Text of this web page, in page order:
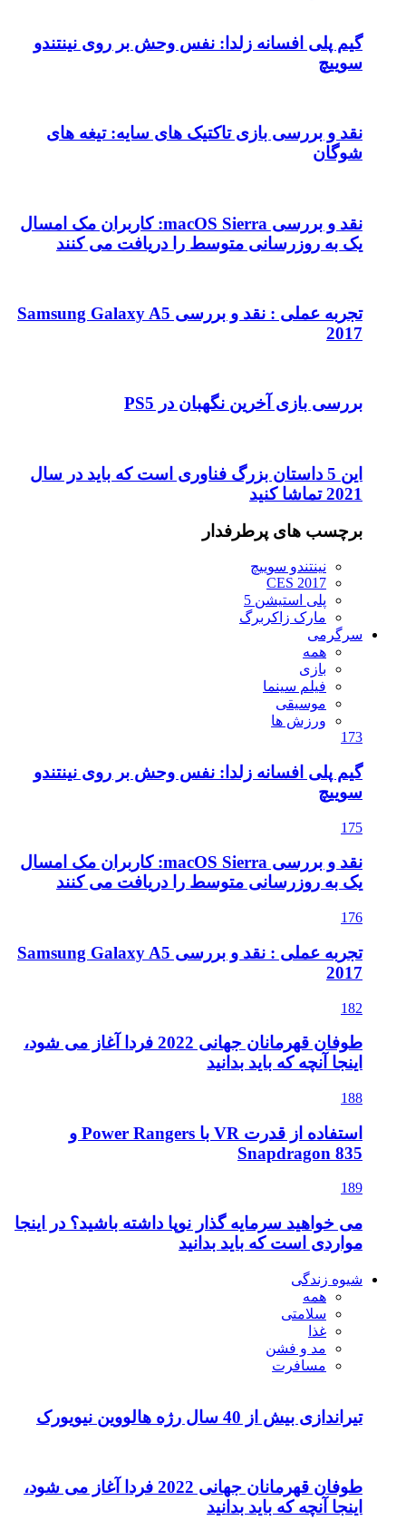
گیم پلی افسانه زلدا: نفس وحش بر روی نینتندو
سوییچ
نقد و بررسی بازی تاکتیک های سایه: تیغه های
شوگان
نقد و بررسی macOS Sierra: کاربران مک امسال
یک به روزرسانی متوسط را دریافت می کنند
تجربه عملی : نقد و بررسی Samsung Galaxy A5
2017
بررسی بازی آخرین نگهبان در PS5
این 5 داستان بزرگ فناوری است که باید در سال
2021 تماشا کنید
برچسب های پرطرفدار
نینتندو سوییچ
CES 2017
پلی استیشن 5
مارک زاکربرگ
سرگرمی
همه
بازی
فیلم سینما
موسیقی
ورزش ها
173
گیم پلی افسانه زلدا: نفس وحش بر روی نینتندو
سوییچ
175
نقد و بررسی macOS Sierra: کاربران مک امسال
یک به روزرسانی متوسط را دریافت می کنند
176
تجربه عملی : نقد و بررسی Samsung Galaxy A5
2017
182
طوفان قهرمانان جهانی 2022 فردا آغاز می شود،
اینجا آنچه که باید بدانید
188
استفاده از قدرت VR با Power Rangers و
Snapdragon 835
189
می خواهید سرمایه گذار نوپا داشته باشید؟ در اینجا
مواردی است که باید بدانید
شیوه زندگی
همه
سلامتی
غذا
مد و فشن
مسافرت
تیراندازی بیش از 40 سال رژه هالووین نیویورک
طوفان قهرمانان جهانی 2022 فردا آغاز می شود،
اینجا آنچه که باید بدانید